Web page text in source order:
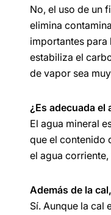
No, el uso de un
elimina
importantes para
estabiliza el
de vapor sea
¿Es adecuada el
El agua mineral
que el contenido
el agua
Además de la
Sí. Aunque la cal